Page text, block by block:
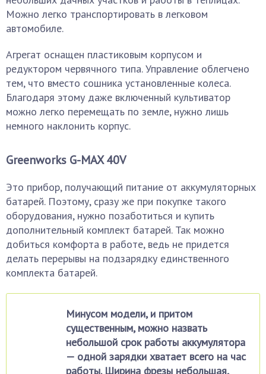
Можно легко транспортировать в легковом
автомобиле.
Агрегат оснащен пластиковым корпусом и
редуктором червячного типа. Управление облегчено
тем, что вместо сошника установленные колеса.
Благодаря этому даже включенный культиватор
можно легко перемещать по земле, нужно лишь
немного наклонить корпус.
Greenworks G-MAX 40V
Это прибор, получающий питание от аккумуляторных
батарей. Поэтому, сразу же при покупке такого
оборудования, нужно позаботиться и купить
дополнительный комплект батарей. Так можно
добиться комфорта в работе, ведь не придется
делать перерывы на подзарядку единственного
комплекта батарей.
Минусом модели, и притом
существенным, можно назвать
небольшой срок работы аккумулятора
— одной зарядки хватает всего на час
работы. Ширина фрезы небольшая,